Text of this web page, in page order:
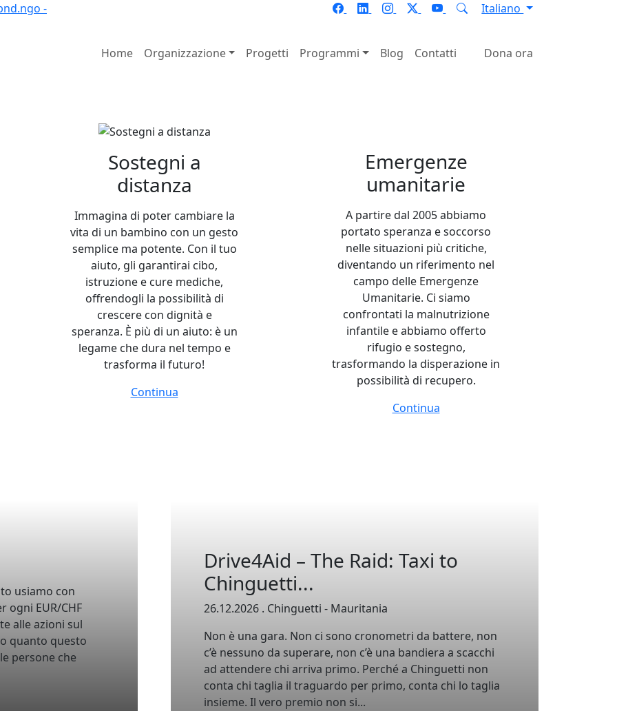
-
Italiano
Home Organizzazione Progetti Programmi Blog Contatti Dona ora
diritto a costruirsi un futuro
concreta alla
Sostegni a
distanza
Immagina di poter cambiare la
vita di un bambino con un gesto
semplice ma potente. Con il tuo
aiuto, gli garantirai cibo,
istruzione e cure mediche,
offrendogli la possibilità di
crescere con dignità e
speranza. È più di un aiuto: è un
legame che dura nel tempo e
trasforma il futuro!
Continua
Emergenze
umanitarie
A partire dal 2005 abbiamo
portato speranza e soccorso
nelle situazioni più critiche,
diventando un riferimento nel
campo delle Emergenze
Umanitarie. Ci siamo
confrontati la malnutrizione
infantile e abbiamo offerto
rifugio e sostegno,
trasformando la disperazione in
possibilità di recupero.
Continua
usiamo con
ogni EUR/CHF
alle azioni sul
quanto questo
persone che
Drive4Aid – The Raid: Taxi to
Chinguetti...
26.12.2026 . Chinguetti - Mauritania
Non è una gara. Non ci sono cronometri da battere, non
c’è nessuno da superare, non c’è una bandiera a scacchi
ad attendere chi arriva primo. Perché a Chinguetti non
conta chi taglia il traguardo per primo, conta chi lo taglia
insieme. Il vero premio non si...